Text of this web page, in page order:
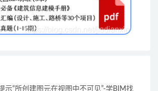
示“所创建图元在视图中不可见”-学BIM找